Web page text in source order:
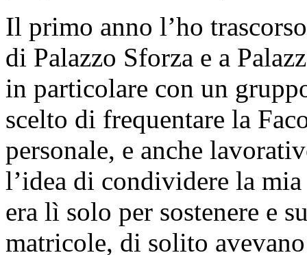
Il primo anno l’ho
di Palazzo Sforza e a
in particolare con un
scelto di frequentare la
personale, e anche
l’idea di condividere la
era lì solo per sostenere e
matricole, di solito